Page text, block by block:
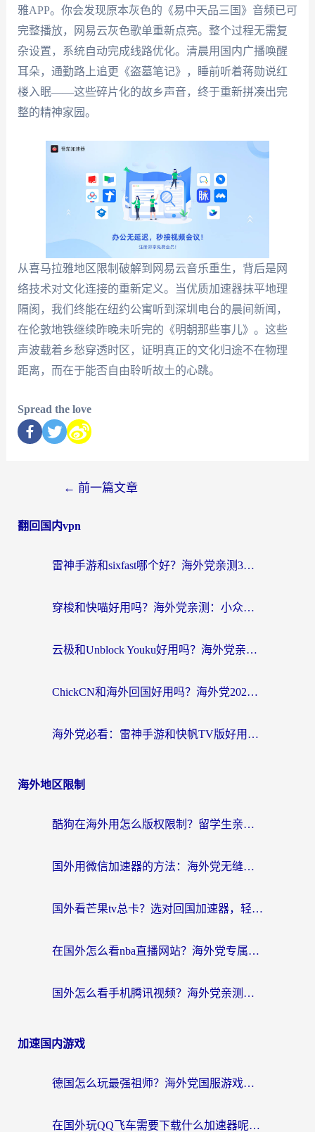
雅APP。你会发现原本灰色的《易中天品三国》音频已可
完整播放，网易云灰色歌单重新点亮。整个过程无需复
杂设置，系统自动完成线路优化。清晨用国内广播唤醒
耳朵，通勤路上追更《盗墓笔记》，睡前听着蒋勋说红
楼入眠——这些碎片化的故乡声音，终于重新拼凑出完
整的精神家园。
从喜马拉雅地区限制破解到网易云音乐重生，背后是网
络技术对文化连接的重新定义。当优质加速器抹平地理
隔阂，我们终能在纽约公寓听到深圳电台的晨间新闻，
在伦敦地铁继续昨晚未听完的《明朝那些事儿》。这些
声波载着乡愁穿透时区，证明真正的文化归途不在物理
距离，而在于能否自由聆听故土的心跳。
Spread the love
← 前一篇文章
翻回国内vpn
雷神手游和sixfast哪个好？海外党亲测3款回国加速器，教你选对不踩坑
穿梭和快喵好用吗？海外党亲测：小众加速器对比+番茄加速器深度体验
云极和Unblock Youku好用吗？海外党亲测+2026回国加速器避坑指南
ChickCN和海外回国好用吗？海外党2026亲测：从手游到影音，选对加速器的3个关键
海外党必看：雷神手游和快帆TV版好用吗？3步选对回国加速器不踩坑
海外地区限制
酷狗在海外用怎么版权限制？留学生亲测：3步解决听国内音乐难题
国外用微信加速器的方法：海外党无缝连接国内生活的实用指南
国外看芒果tv总卡？选对回国加速器，轻松追《浪姐》不费劲
在国外怎么看nba直播网站？海外党专属体育观赛指南，告别地区限制！
国外怎么看手机腾讯视频？海外党亲测有效的追剧加速器选择指南
加速国内游戏
德国怎么玩最强祖师？海外党国服游戏加速器选择全攻略（附宝可梦Online实测）
在国外玩QQ飞车需要下载什么加速器呢？海外党亲测有效的国服游戏加速指南